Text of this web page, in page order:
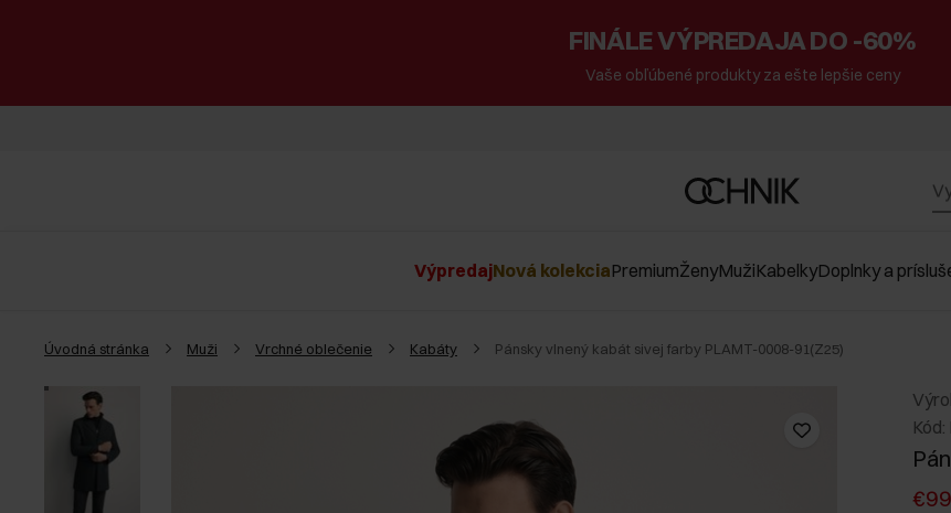
FINÁLE VÝPREDAJA DO -60%
Vaše obľúbené produkty za ešte lepšie ceny
VýpredajNová kolekciaPremiumŽenyMužiKabelkyDoplnky a
Úvodná stránka Muži Vrchné oblečenie Kabáty Pánsky vlnený kabát sivej farby PLAMT-0008-91(Z25)